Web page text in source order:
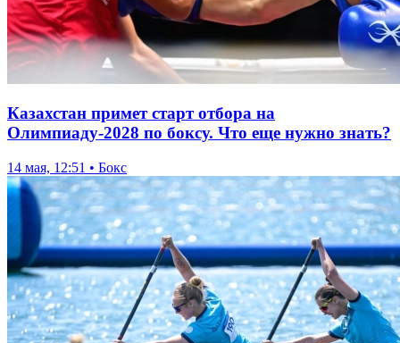
Казахстан примет старт отбора на
Олимпиаду-2028 по боксу. Что еще нужно знать?
14 мая, 12:51 • Бокс